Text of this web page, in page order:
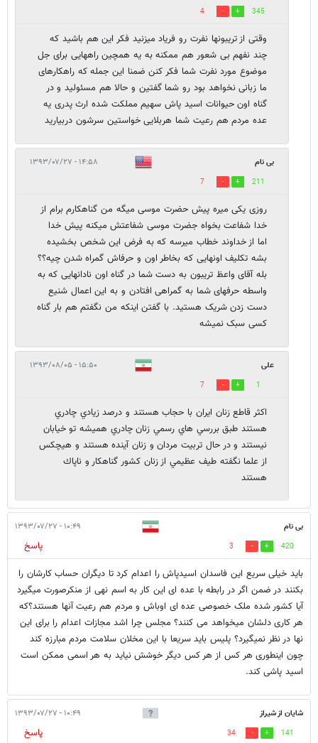
345
4
وقتی از تریبونها نفرت رو فریاد میزنید فکر این هم باشید که
چند نفهم بی شعور هم ممکنه به یه همچین راههایی برای جل
موضوع مورد نفرت شما فکر کنن ضمنا این جمله که راهکارهای
ما زبانی نخواهد بود رو شما گفتین و حالا هم مسئولید و در
گناه اون حیوانات اسید پاش سهیم مملکت شده ارث پدری یه
عده مردم هم رعیت شما هربلایی خواستین سرشون دربیارید
بی نام ۱۴:۵۸ - ۱۳۹۳/۰۷/۲۷
211
7
روزی یکی میره پیش حضرت موسی میگه من گناهکارم برام از
خدا شفاعت بخواه جضرت موسی شفاعتش میکنه پیش خدا
اما از خداوند خطاب میرسه که به فرض این شخص بخشیده
بشه تکلیف اونهایی که بخاطر اون و حرفاش گمراه شدن چیه؟؟
بله آقای واعظ تریبون به دست شما در گناه اون نادانهایی که به
واسطه حرفهای شما به گمراهی افتادن و به این اعمال شنیع
دست زدن شریک هستید. با گفتن اینکه من نگفتم هم بار گناه
کسی سبک نمیشه
علی ۱۵:۵۰ - ۱۳۹۳/۰۸/۰۵
1
7
اكثر قاطع زنان ايران با حجاب هستند و درصد زيادي چادري
هستند طبق بررسي هاي رسمي زنان چادري هميشه تو خيابان
نيستند و در حال تربيت مردان و زنان آينده هستند و هيچكس
از علما نگفته طيف عظيمي از زنان كشور گناهكار و ناپاك
هستند
بی نام ۱۰:۴۹ - ۱۳۹۳/۰۷/۲۷
420
3
پاسخ
باید خیلی سریع این فاسدان اسیدپاش را اعدام کرد تا دیگران حساب کارشان را
بکنند در ضمن اگر در رابطه با عده ای این کار به اسم نهی از منکرصورت میگیرد
آیا کشور شده ملک خصوصی عده ای اوباش و مردم هم رعیت آنها هستند؟که
هر کاری دلشان میخواهد می کنند؟ مجلس چرا اشد مجازات اعدام را برای این
نها در نظر نمیگیرد؟ پلیس باید سریعا با این مخلان سلامت مردم مبارزه کند
چون اینطوری هر کس از هر کس دیگر خوشش نیاید به هر اسمی ممکن است
اسید پاشی کند.
شايان از شيراز ۱۰:۴۹ - ۱۳۹۳/۰۷/۲۷
141
34
پاسخ